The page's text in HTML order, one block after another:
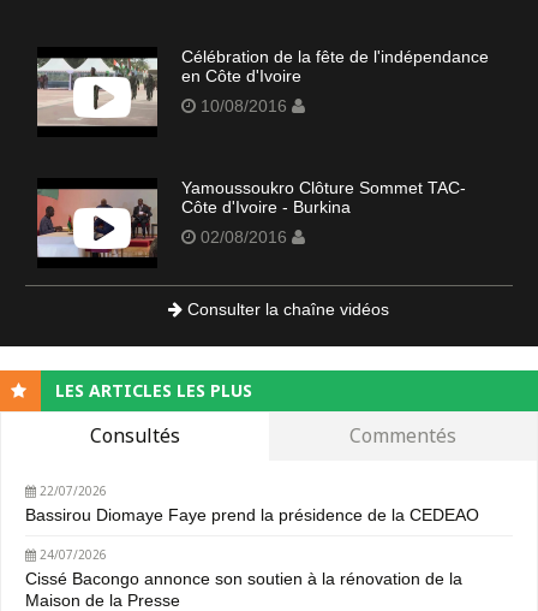
Célébration de la fête de l'indépendance
en Côte d'Ivoire
10/08/2016
Yamoussoukro Clôture Sommet TAC-
Côte d'Ivoire - Burkina
02/08/2016
Consulter la chaîne vidéos
LES ARTICLES LES PLUS
Consultés Commentés
22/07/2026
Bassirou Diomaye Faye prend la présidence de la CEDEAO
24/07/2026
Cissé Bacongo annonce son soutien à la rénovation de la
Maison de la Presse